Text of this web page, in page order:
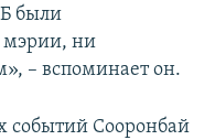
были
мэрии, ни
– вспоминает он.
событий Сооронбай